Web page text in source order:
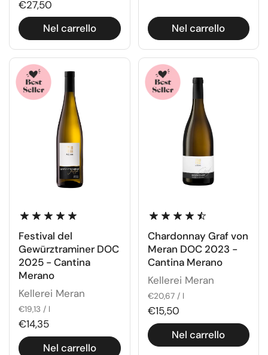
€27,50
Nel carrello
Nel carrello
Festival del
Gewürztraminer DOC
2025 - Cantina
Merano
Kellerei Meran
€19,13 / l
€14,35
Nel carrello
Chardonnay Graf von
Meran DOC 2023 -
Cantina Merano
Kellerei Meran
€20,67 / l
€15,50
Nel carrello